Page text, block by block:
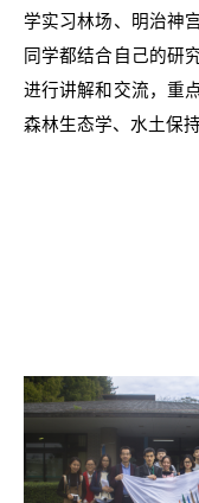
学实习林场、明治神
同学都结合自己的研
进行讲解和交流，重
森林生态学、水土保